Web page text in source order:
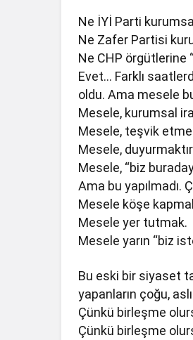
Ne İYİ Parti
Ne Zafer Partisi
Ne CHP örgütlerine
Evet… Farklı
oldu. Ama mesele
Mesele, kurumsal
Mesele, teşvik
Mesele,
Mesele, “biz
Ama bu yapılmadı.
Mesele köşe
Mesele yer tutmak.
Mesele yarın “biz
Bu eski bir siyaset
yapanların çoğu,
Çünkü birleşme
Çünkü birleşme